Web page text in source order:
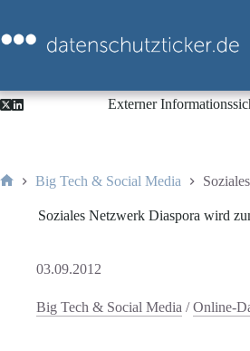
springen
Externer
Big Tech & Social Media
Soziales Netzwerk Diaspora wird
03.09.2012
Big Tech & Social Media /Online-